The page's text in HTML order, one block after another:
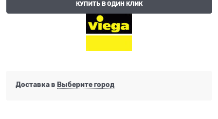
КУПИТЬ В ОДИН КЛИК
Доставка в Выберите город